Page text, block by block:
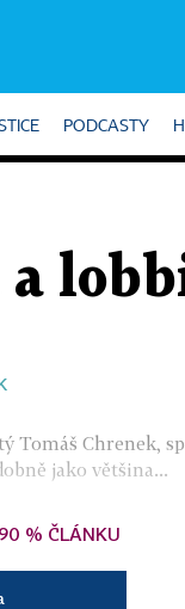
PODCASTY
a
Tomáš Chrenek,
jako většina...
% ČLÁNKU